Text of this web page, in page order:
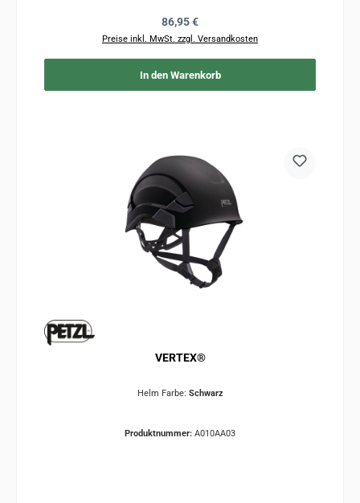
Regulärer Preis:
86,95 €
Preise inkl. MwSt. zzgl. Versandkosten
In den Warenkorb
VERTEX®
Helm Farbe: Schwarz
Produktnummer: A010AA03